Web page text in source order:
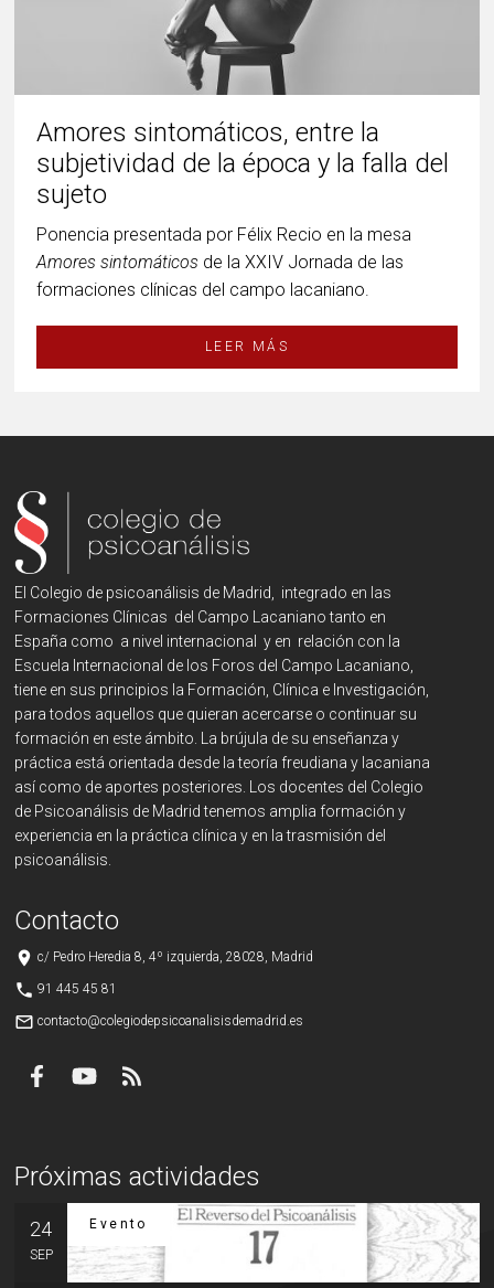
Amores sintomáticos, entre la
subjetividad de la época y la falla del
sujeto
Ponencia presentada por Félix Recio en la mesa
Amores sintomáticos de la XXIV Jornada de las
formaciones clínicas del campo lacaniano.
LEER MÁS
El Colegio de psicoanálisis de Madrid, integrado en las
Formaciones Clínicas del Campo Lacaniano tanto en
España como a nivel internacional y en relación con la
Escuela Internacional de los Foros del Campo Lacaniano,
tiene en sus principios la Formación, Clínica e Investigación,
para todos aquellos que quieran acercarse o continuar su
formación en este ámbito. La brújula de su enseñanza y
práctica está orientada desde la teoría freudiana y lacaniana
así como de aportes posteriores. Los docentes del Colegio
de Psicoanálisis de Madrid tenemos amplia formación y
experiencia en la práctica clínica y en la trasmisión del
psicoanálisis.
Contacto
place c/ Pedro Heredia 8, 4º izquierda, 28028, Madrid
phone 91 445 45 81
mail_outline contacto@colegiodepsicoanalisisdemadrid.es
Próximas actividades
24
SEP
Evento